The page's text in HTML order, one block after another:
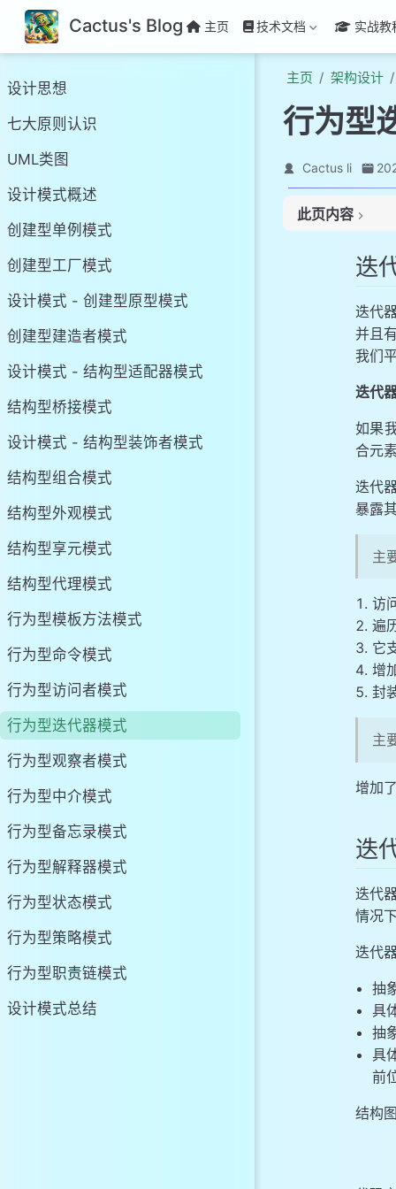
Cactus's Blog 主页 技术文档 实战教
设计思想
七大原则认识
UML类图
设计模式概述
创建型单例模式
创建型工厂模式
设计模式 - 创建型原型模式
创建型建造者模式
设计模式 - 结构型适配器模式
结构型桥接模式
设计模式 - 结构型装饰者模式
结构型组合模式
结构型外观模式
结构型享元模式
结构型代理模式
行为型模板方法模式
行为型命令模式
行为型访问者模式
行为型迭代器模式
行为型观察者模式
行为型中介模式
行为型备忘录模式
行为型解释器模式
行为型状态模式
行为型策略模式
行为型职责链模式
设计模式总结
主页 架构设计
行为型
Cactus li
此页内容
迭代器模式的结
迭代器模式应用
JDK-ArrayList
迭代器模式的注
迭代器模式的应
迭
迭代
并且
我们
迭代
如果
合元
迭代
暴露
主
访
遍
它
增
封
主
增加
迭
迭代
情况
迭代
抽
具
抽
具
前
结构